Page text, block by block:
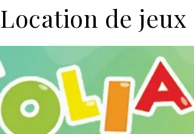
Location de jeux